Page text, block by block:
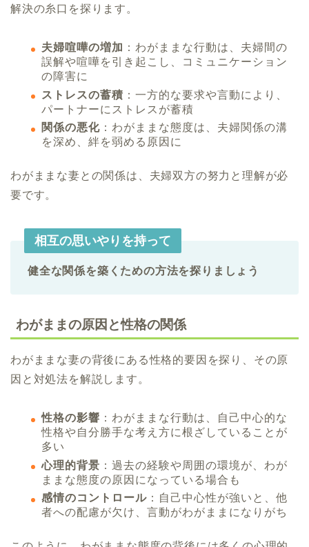
解決の糸口を探ります。
夫婦喧嘩の増加 ：わがままな行動は、夫婦間の
誤解や喧嘩を引き起こし、コミュニケーション
の障害に
ストレスの蓄積 ：一方的な要求や言動により、
パートナーにストレスが蓄積
関係の悪化 ：わがままな態度は、夫婦関係の溝
を深め、絆を弱める原因に
わがままな妻との関係は、夫婦双方の努力と理解が必
要です。
相互の思いやりを持って
健全な関係を築くための方法を探りましょう
わがままの原因と性格の関係
わがままな妻の背後にある性格的要因を探り、その原
因と対処法を解説します。
性格の影響 ：わがままな行動は、自己中心的な
性格や自分勝手な考え方に根ざしていることが
多い
心理的背景 ：過去の経験や周囲の環境が、わが
ままな態度の原因になっている場合も
感情のコントロール ：自己中心性が強いと、他
者への配慮が欠け、言動がわがままになりがち